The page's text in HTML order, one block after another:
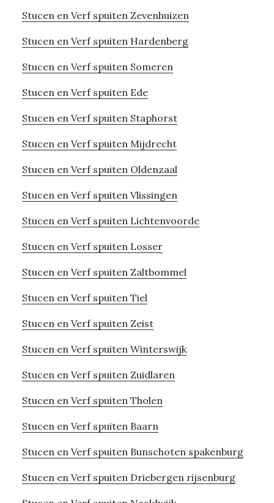
Stucen en Verf spuiten Zevenhuizen
Stucen en Verf spuiten Hardenberg
Stucen en Verf spuiten Someren
Stucen en Verf spuiten Ede
Stucen en Verf spuiten Staphorst
Stucen en Verf spuiten Mijdrecht
Stucen en Verf spuiten Oldenzaal
Stucen en Verf spuiten Vlissingen
Stucen en Verf spuiten Lichtenvoorde
Stucen en Verf spuiten Losser
Stucen en Verf spuiten Zaltbommel
Stucen en Verf spuiten Tiel
Stucen en Verf spuiten Zeist
Stucen en Verf spuiten Winterswijk
Stucen en Verf spuiten Zuidlaren
Stucen en Verf spuiten Tholen
Stucen en Verf spuiten Baarn
Stucen en Verf spuiten Bunschoten spakenburg
Stucen en Verf spuiten Driebergen rijsenburg